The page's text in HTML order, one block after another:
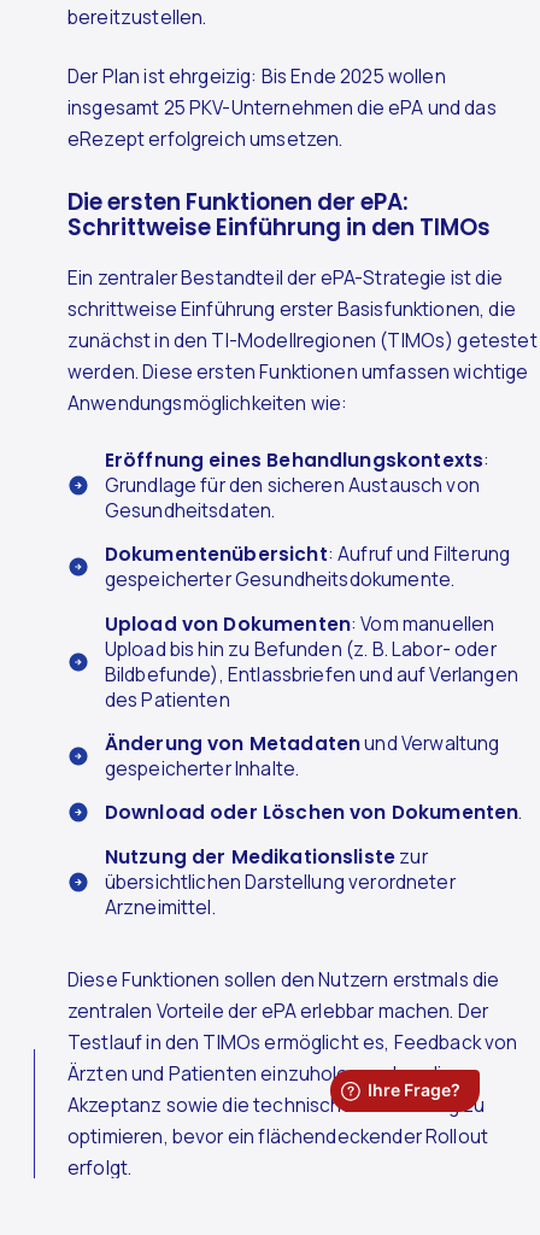
bereitzustellen.
Der Plan ist ehrgeizig: Bis Ende 2025 wollen
insgesamt 25 PKV-Unternehmen die ePA und das
eRezept erfolgreich umsetzen.
Die ersten Funktionen der ePA:
Schrittweise Einführung in den TIMOs
Ein zentraler Bestandteil der ePA-Strategie ist die
schrittweise Einführung erster Basisfunktionen, die
zunächst in den TI-Modellregionen (TIMOs) getestet
werden. Diese ersten Funktionen umfassen wichtige
Anwendungsmöglichkeiten wie:
Eröffnung eines Behandlungskontexts:
Grundlage für den sicheren Austausch von
Gesundheitsdaten.
Dokumentenübersicht: Aufruf und Filterung
gespeicherter Gesundheitsdokumente.
Upload von Dokumenten: Vom manuellen
Upload bis hin zu Befunden (z. B. Labor- oder
Bildbefunde), Entlassbriefen und auf Verlangen
des Patienten
Änderung von Metadatenund Verwaltung
gespeicherter Inhalte.
Download oder Löschen von Dokumenten.
Nutzung der Medikationslistezur
übersichtlichen Darstellung verordneter
Arzneimittel.
Diese Funktionen sollen den Nutzern erstmals die
zentralen Vorteile der ePA erlebbar machen. Der
Testlauf in den TIMOs ermöglicht es, Feedback von
Ärzten und Patienten einzuholen und so die
Akzeptanz sowie die technische Umsetzung zu
optimieren, bevor ein flächendeckender Rollout
erfolgt.